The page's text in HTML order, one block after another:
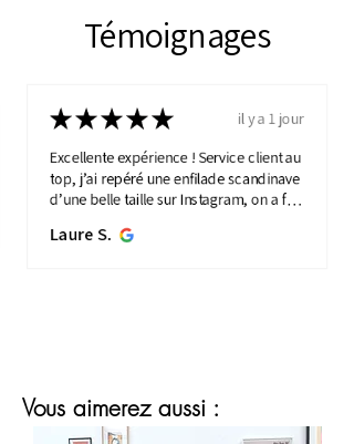
Témoignages
★★★★★
il y a 1 jour
Excellente expérience ! Service client au
top, j’ai repéré une enfilade scandinave
d’une belle taille sur Instagram, on a fait
plus...MONTRE PLUS
Laure S.
Vous aimerez aussi :